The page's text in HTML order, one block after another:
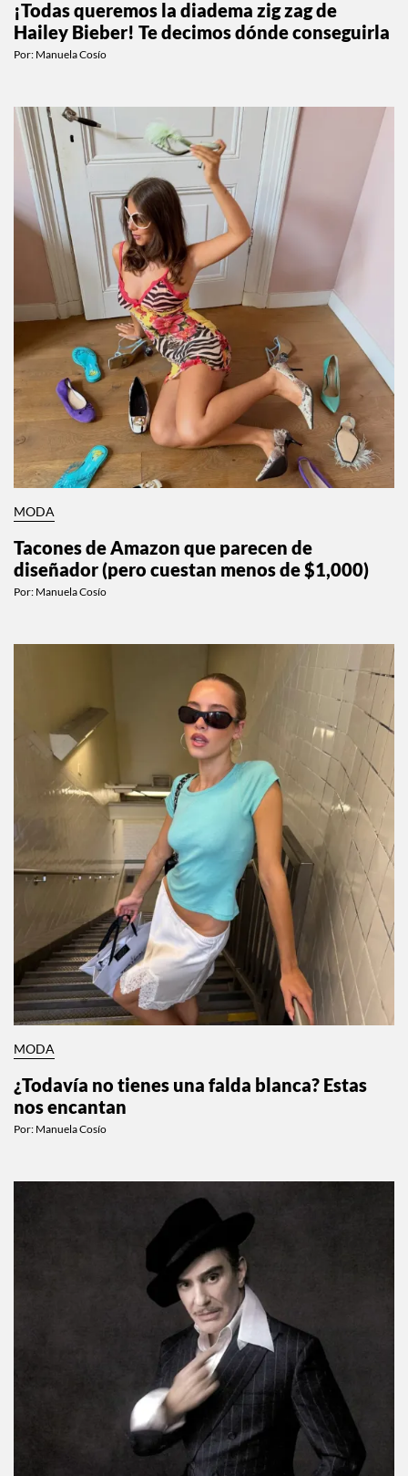
¡Todas queremos la diadema zig zag de
Hailey Bieber! Te decimos dónde conseguirla
Por: Manuela Cosío
MODA
Tacones de Amazon que parecen de
diseñador (pero cuestan menos de $1,000)
Por: Manuela Cosío
MODA
¿Todavía no tienes una falda blanca? Estas
nos encantan
Por: Manuela Cosío